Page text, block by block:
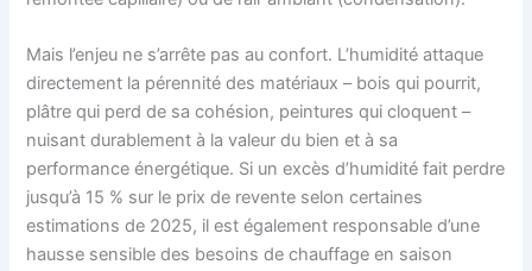
Mais l’enjeu ne s’arrête pas au confort. L’humidité attaque
directement la pérennité des matériaux – bois qui pourrit,
plâtre qui perd de sa cohésion, peintures qui cloquent –
nuisant durablement à la valeur du bien et à sa
performance énergétique. Si un excès d’humidité fait perdre
jusqu’à 15 % sur le prix de revente selon certaines
estimations de 2025, il est également responsable d’une
hausse sensible des besoins de chauffage en saison